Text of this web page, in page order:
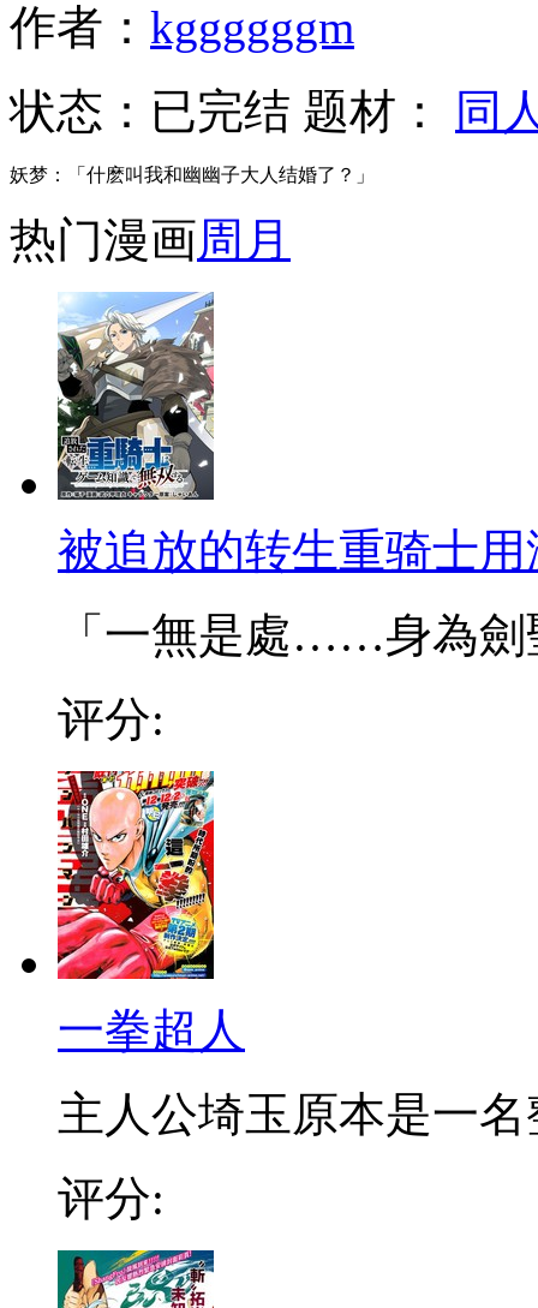
作者： kggggggm
状态： 已完结 题材： 同
妖梦：「什麽叫我和幽幽子大人结婚了？」
热门漫画周 月
被追放的转生重骑士
「一無是處……身為劍
评分:
一拳超人
主人公埼玉原本是一名
评分: